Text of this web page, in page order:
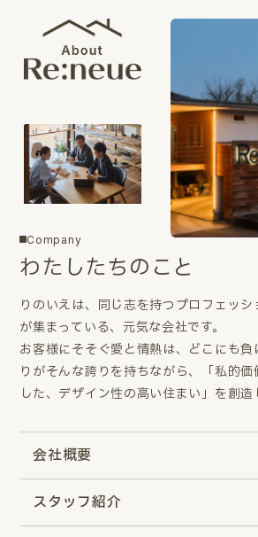
Company
わたしたちのこと
りのいえは、同じ志を持つプロフェッ
が集まっている、元気な会社です。
お客様にそそぐ愛と情熱は、どこにも
りがそんな誇りを持ちながら、「私的
した、デザイン性の高い住まい」を創造
会社概要
スタッフ紹介